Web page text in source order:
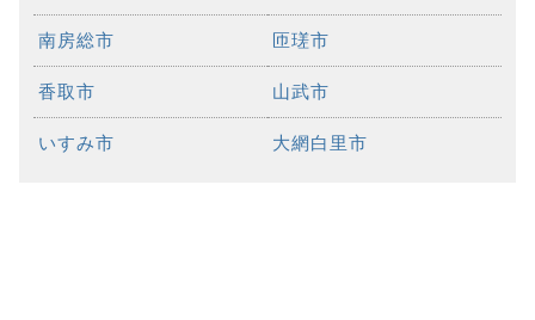
南房総市 匝瑳市
香取市 山武市
いすみ市 大網白里市